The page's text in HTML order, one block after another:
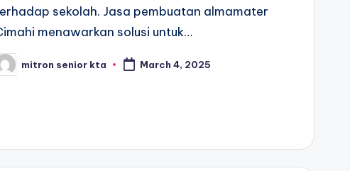
sekolah. Jasa pembuatan almamater
menawarkan solusi untuk…
mitron senior kta March 4, 2025